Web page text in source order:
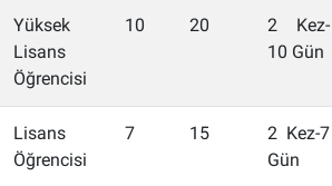
Yüksek
Lisans
Öğrencisi
10 20
2 Kez-
10 Gün
Lisans
Öğrencisi
7 15
2 Kez-7
Gün